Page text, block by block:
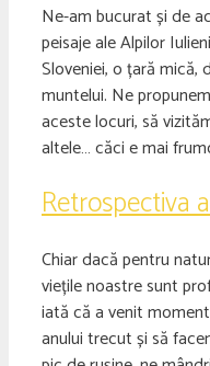
Ne-am bucurat și de
peisaje ale Alpilor
Sloveniei, o țară
muntelui. Ne
aceste locuri, să
altele… căci e mai
Retrospectiva
Chiar dacă pentru
viețile noastre sunt
iată că a venit
anului trecut și să